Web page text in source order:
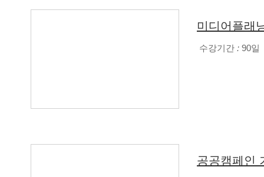
미디어플래
수강기간 : 90일
공공캠페인